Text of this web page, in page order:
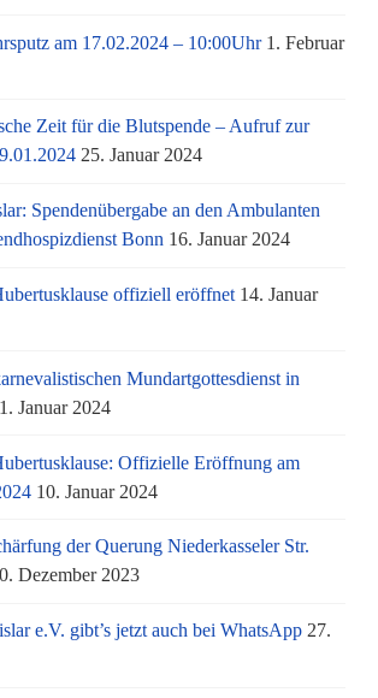
am 17.02.2024 – 10:00Uhr 1. Februar
Zeit für die Blutspende – Aufruf zur
25. Januar 2024
Spendenübergabe an den Ambulanten
Bonn 16. Januar 2024
offiziell eröffnet 14. Januar
Mundartgottesdienst in
Januar 2024
Offizielle Eröffnung am
10. Januar 2024
der Querung Niederkasseler Str.
Dezember 2023
e.V. gibt’s jetzt auch bei WhatsApp 27.